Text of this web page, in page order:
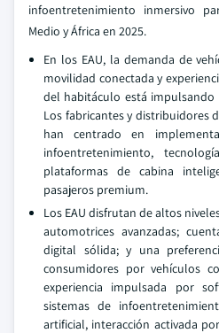
infoentretenimiento inmersivo
Medio y África en 2025.
En los EAU, la demanda de
movilidad conectada y
del habitáculo está
Los fabricantes y distribuidores
han centrado en
infoentretenimiento,
plataformas de cabina
pasajeros premium.
Los EAU disfrutan de altos
automotrices avanzadas;
digital sólida; y una
consumidores por vehículos
experiencia impulsada por
sistemas de
artificial, interacción activada